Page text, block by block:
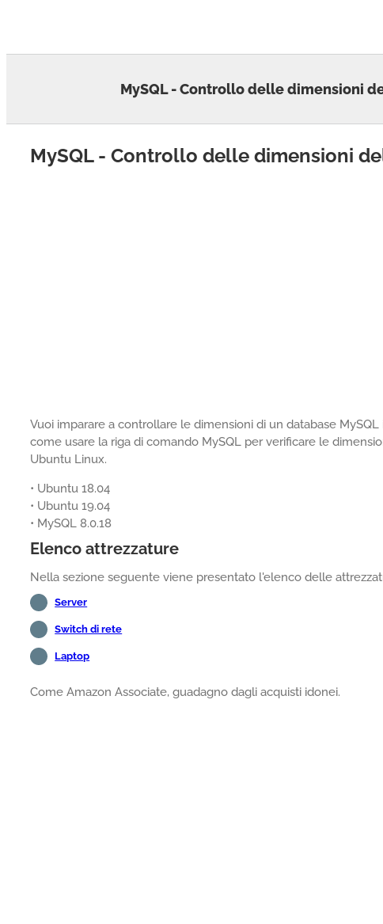
MySQL - Controllo delle dimensioni
MySQL - Controllo delle dimensioni
Vuoi imparare a controllare le dimensioni di un database
come usare la riga di comando MySQL per verificare le
Ubuntu Linux.
• Ubuntu 18.04
• Ubuntu 19.04
• MySQL 8.0.18
Elenco attrezzature
Nella sezione seguente viene presentato l'elenco delle
Server
Switch di rete
Laptop
Come Amazon Associate, guadagno dagli acquisti idonei.